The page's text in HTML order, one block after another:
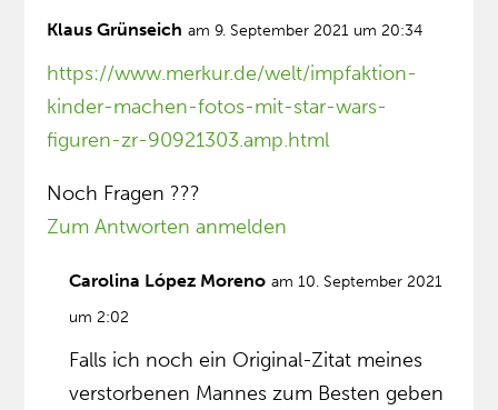
Klaus Grünseich am 9. September 2021 um 20:34
https://www.merkur.de/welt/impfaktion-
kinder-machen-fotos-mit-star-wars-
figuren-zr-90921303.amp.html
Noch Fragen ???
Zum Antworten anmelden
Carolina López Moreno am 10. September 2021
um 2:02
Falls ich noch ein Original-Zitat meines
verstorbenen Mannes zum Besten geben